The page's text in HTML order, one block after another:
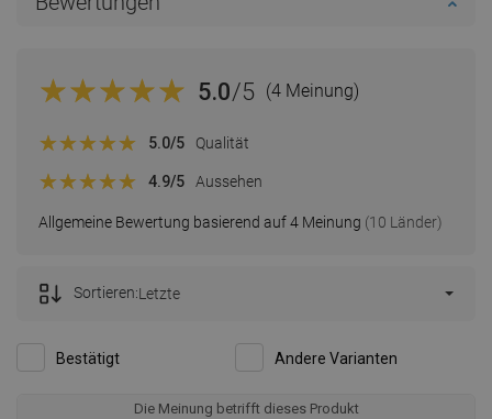
5.0/5 (4 Meinung)
Allgemeine Bewertung basierend auf 4 Meinung (10 Länder)
5.0/5 Qualität
4.9/5 Aussehen
Bestätigt Andere Varianten
Sortieren:Letzte
Die Meinung betrifft dieses Produkt